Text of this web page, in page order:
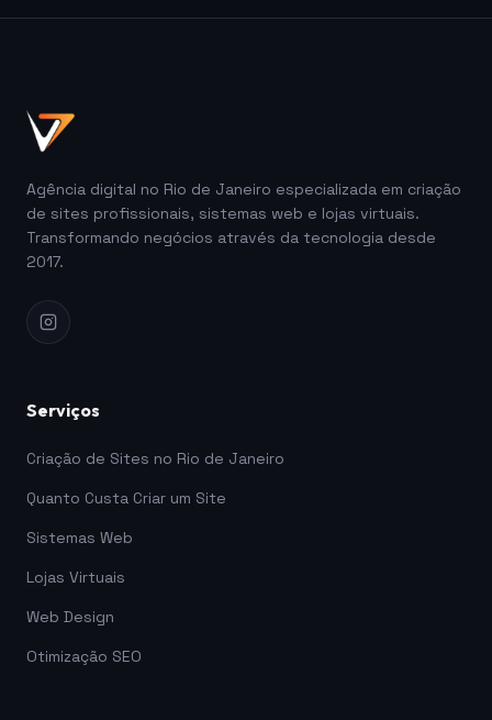
Agência digital no Rio de Janeiro especializada em criação
de sites profissionais, sistemas web e lojas virtuais.
Transformando negócios através da tecnologia desde
2017.
Serviços
Criação de Sites no Rio de Janeiro
Quanto Custa Criar um Site
Sistemas Web
Lojas Virtuais
Web Design
Otimização SEO